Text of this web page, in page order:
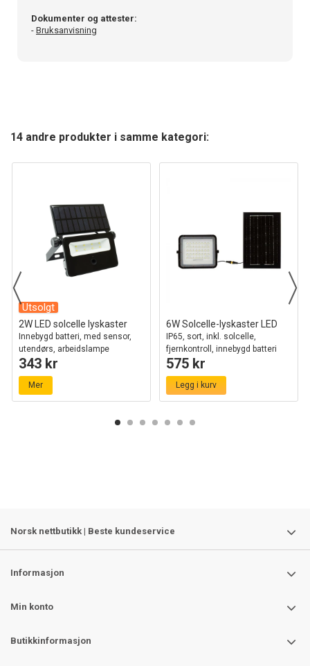
Dokumenter og attester:
- Bruksanvisning
14 andre produkter i samme kategori:
Utsolgt
2W LED solcelle lyskaster
Innebygd batteri, med sensor,
utendørs, arbeidslampe
343 kr
Mer
6W Solcelle-lyskaster LED
IP65, sort, inkl. solcelle,
fjernkontroll, innebygd batteri
575 kr
Legg i kurv
Norsk nettbutikk | Beste kundeservice
Informasjon
Min konto
Butikkinformasjon